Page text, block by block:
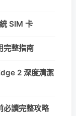
SIM 卡
完整指南
2 深度清潔
必讀完整攻略